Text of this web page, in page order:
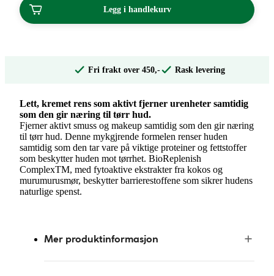
Legg i handlekurv
Fri frakt over 450,- Rask levering
Lett, kremet rens som aktivt fjerner urenheter samtidig
som den gir næring til tørr hud.
Fjerner aktivt smuss og makeup samtidig som den gir næring
til tørr hud. Denne mykgjrende formelen renser huden
samtidig som den tar vare på viktige proteiner og fettstoffer
som beskytter huden mot tørrhet. BioReplenish
ComplexTM, med fytoaktive ekstrakter fra kokos og
murumurusmør, beskytter barrierestoffene som sikrer hudens
naturlige spenst.
Mer produktinformasjon